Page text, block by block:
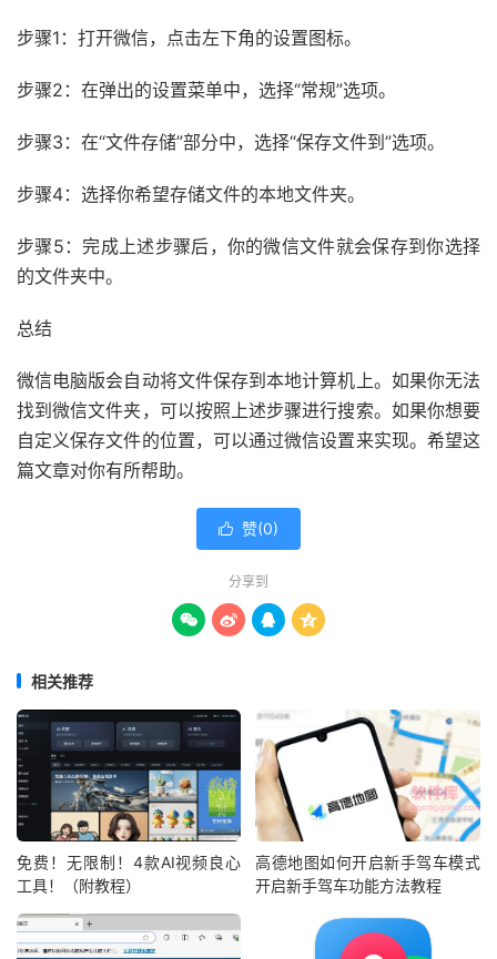
步骤1：打开微信，点击左下角的设置图标。
步骤2：在弹出的设置菜单中，选择“常规”选项。
步骤3：在“文件存储”部分中，选择“保存文件到”选项。
步骤4：选择你希望存储文件的本地文件夹。
步骤5：完成上述步骤后，你的微信文件就会保存到你选择
的文件夹中。
总结
微信电脑版会自动将文件保存到本地计算机上。如果你无法
找到微信文件夹，可以按照上述步骤进行搜索。如果你想要
自定义保存文件的位置，可以通过微信设置来实现。希望这
篇文章对你有所帮助。
 赞(0)
分享到
   
相关推荐
免费！无限制！4款AI视频良心
工具！（附教程）
高德地图如何开启新手驾车模式
开启新手驾车功能方法教程